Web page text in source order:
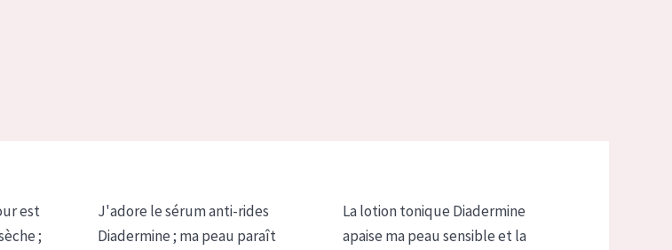
est
;
J'adore le sérum anti-rides
Diadermine ; ma peau paraît
La lotion tonique Diadermine
apaise ma peau sensible et la